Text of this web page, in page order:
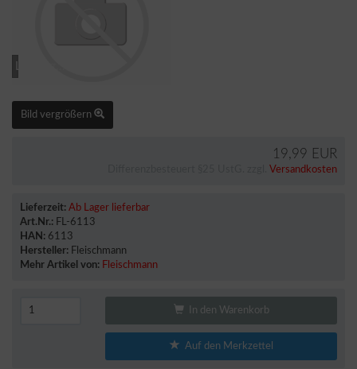
Loading...
Bild vergrößern
19,99 EUR
Versandkosten
Lieferzeit: Ab Lager lieferbar
Art.Nr.: FL-6113
HAN: 6113
Hersteller: Fleischmann
Mehr Artikel von: Fleischmann
In den Warenkorb
Auf den Merkzettel